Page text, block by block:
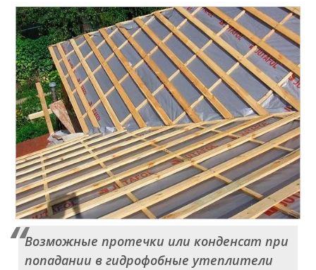
Возможные протечки или конденсат при
попадании в гидрофобные утеплители